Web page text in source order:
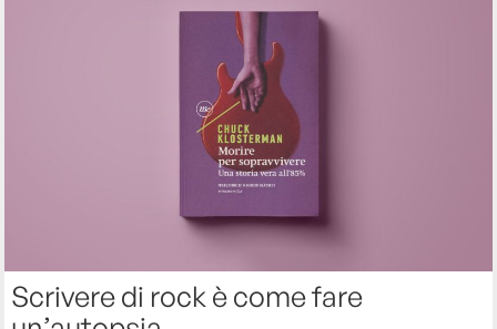
Scrivere di rock è come fare